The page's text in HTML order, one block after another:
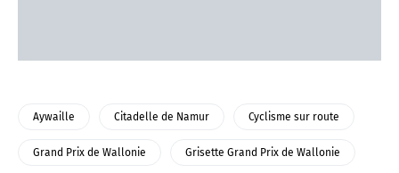
Aywaille Citadelle de Namur Cyclisme sur route
Grand Prix de Wallonie Grisette Grand Prix de Wallonie